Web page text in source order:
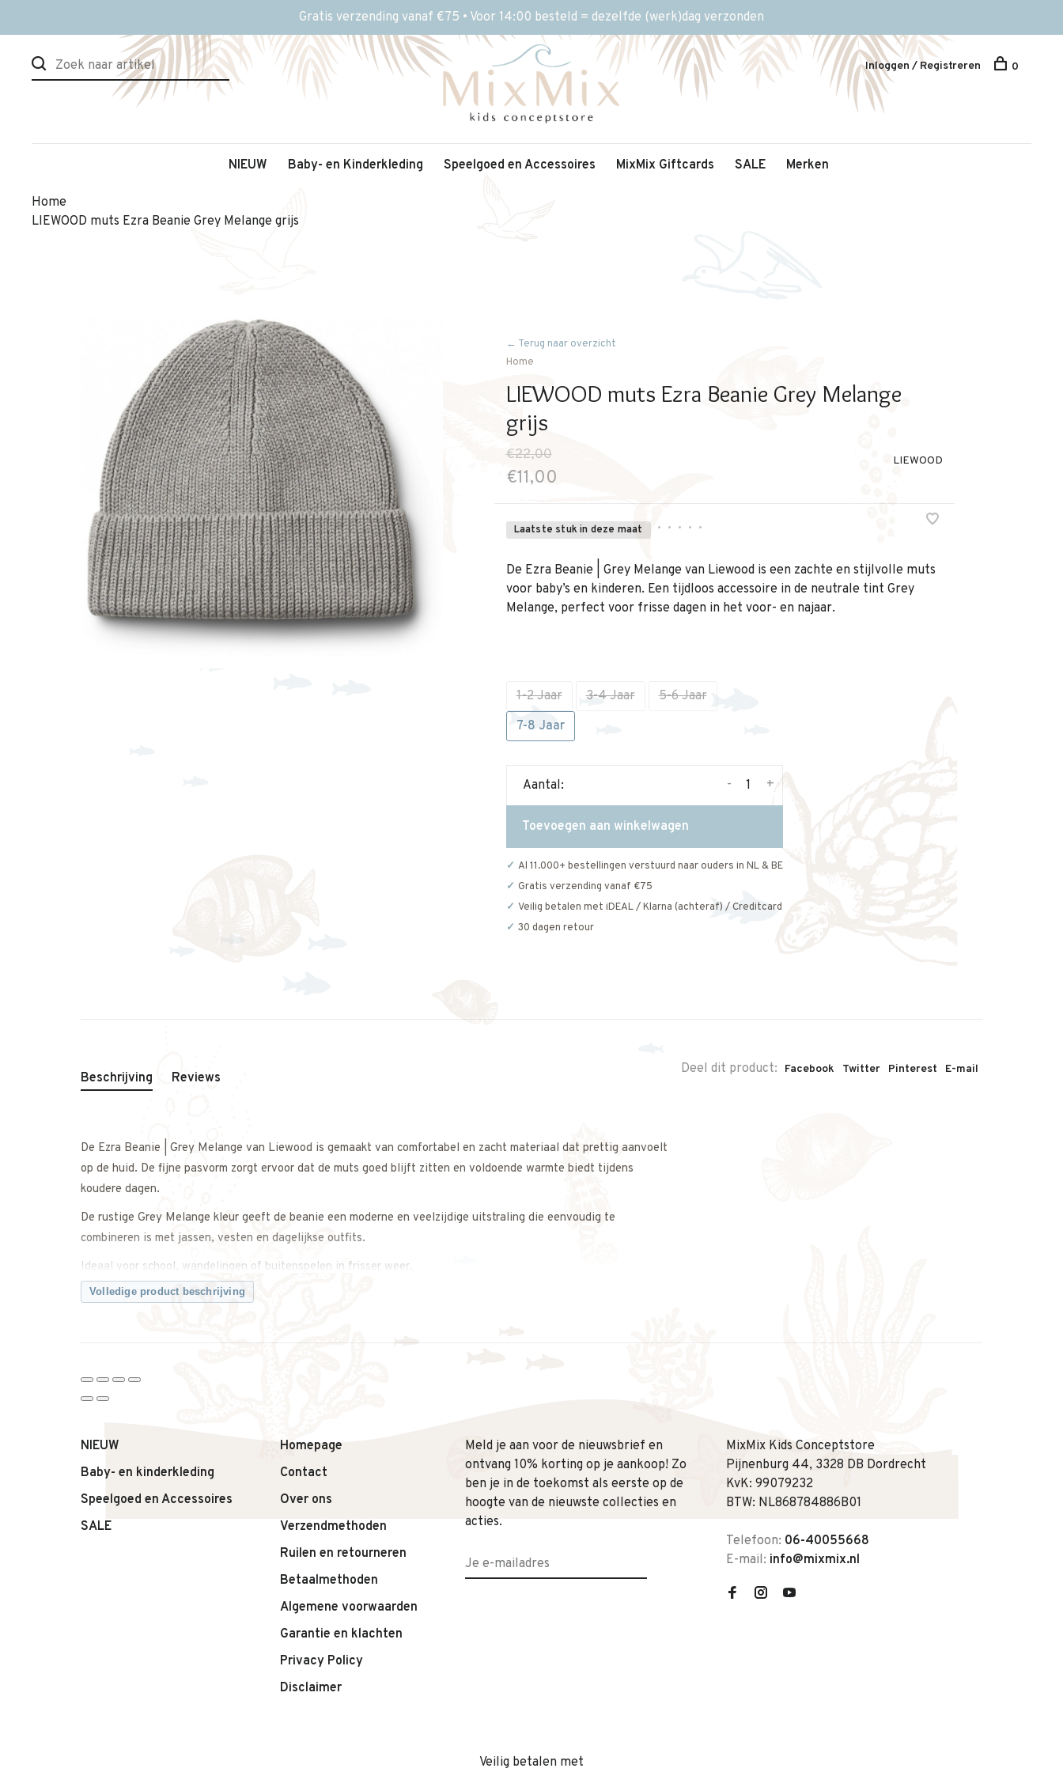
Gratis verzending vanaf €75 • Voor 14:00 besteld = dezelfde (werk)dag verzonden
NIEUW Baby- en Kinderkleding Speelgoed en Accessoires MixMix Giftcards SALE Merken
Inloggen / Registreren 0
Home
LIEWOOD muts Ezra Beanie Grey Melange grijs
← Terug naar overzicht
Home
LIEWOOD muts Ezra Beanie Grey Melange
grijs
€22,00
€11,00
LIEWOOD
Laatste stuk in deze maat • • • • •
De Ezra Beanie | Grey Melange van Liewood is een zachte en stijlvolle muts
voor baby’s en kinderen. Een tijdloos accessoire in de neutrale tint Grey
Melange, perfect voor frisse dagen in het voor- en najaar.
1-2 Jaar 3-4 Jaar
5-6 Jaar
7-8 Jaar
Aantal: +
-
Toevoegen aan winkelwagen
Al 11.000+ bestellingen verstuurd naar ouders in NL & BE
Gratis verzending vanaf €75
Veilig betalen met iDEAL / Klarna (achteraf) / Creditcard
30 dagen retour
Deel dit product: Facebook Twitter Pinterest E-mail
Beschrijving Reviews
De Ezra Beanie | Grey Melange van Liewood is gemaakt van comfortabel en zacht materiaal dat prettig aanvoelt
op de huid. De fijne pasvorm zorgt ervoor dat de muts goed blijft zitten en voldoende warmte biedt tijdens
koudere dagen.
De rustige Grey Melange kleur geeft de beanie een moderne en veelzijdige uitstraling die eenvoudig te
combineren is met jassen, vesten en dagelijkse outfits.
Ideaal voor school, wandelingen of buitenspelen in frisser weer.
Een praktische en stijlvolle muts die comfort en design moeiteloos combineert.
• Ezra Beanie van Liewood
• Kleur: Grey Melange
• Fijne, aansluitende pasvorm
• Houdt het hoofd warm
• Ideaal voor dagelijks gebruik
• Tijdloze en veelzijdige uitstraling
Volledige product beschrijving
NIEUW
Baby- en kinderkleding
Speelgoed en Accessoires
SALE
Homepage
Contact
Over ons
Verzendmethoden
Ruilen en retourneren
Betaalmethoden
Algemene voorwaarden
Garantie en klachten
Privacy Policy
Disclaimer
Meld je aan voor de nieuwsbrief en
ontvang 10% korting op je aankoop! Zo
ben je in de toekomst als eerste op de
hoogte van de nieuwste collecties en
acties.
MixMix Kids Conceptstore
Pijnenburg 44, 3328 DB Dordrecht
KvK: 99079232
BTW: NL868784886B01
Telefoon: 06-40055668
E-mail: info@mixmix.nl
Veilig betalen met